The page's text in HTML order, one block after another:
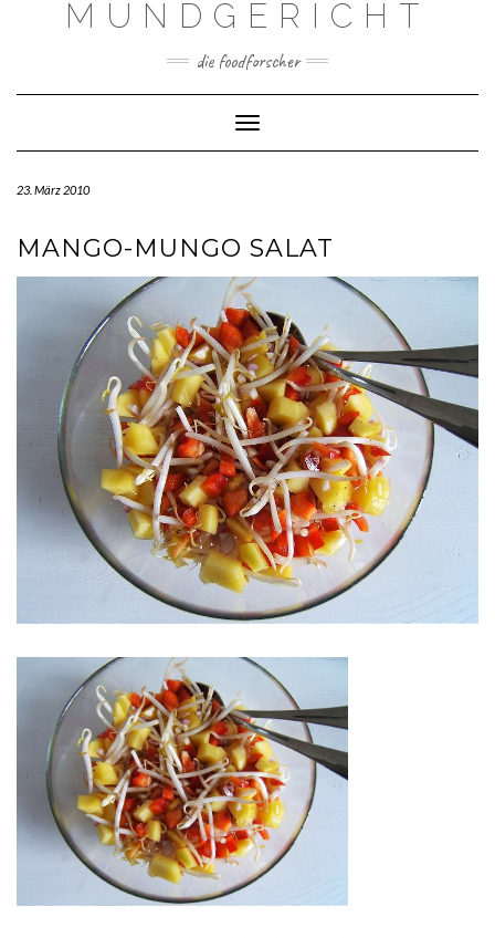
MUNDGERICHT
die foodforscher
Toggle Navigation
23. März 2010
MANGO-MUNGO SALAT